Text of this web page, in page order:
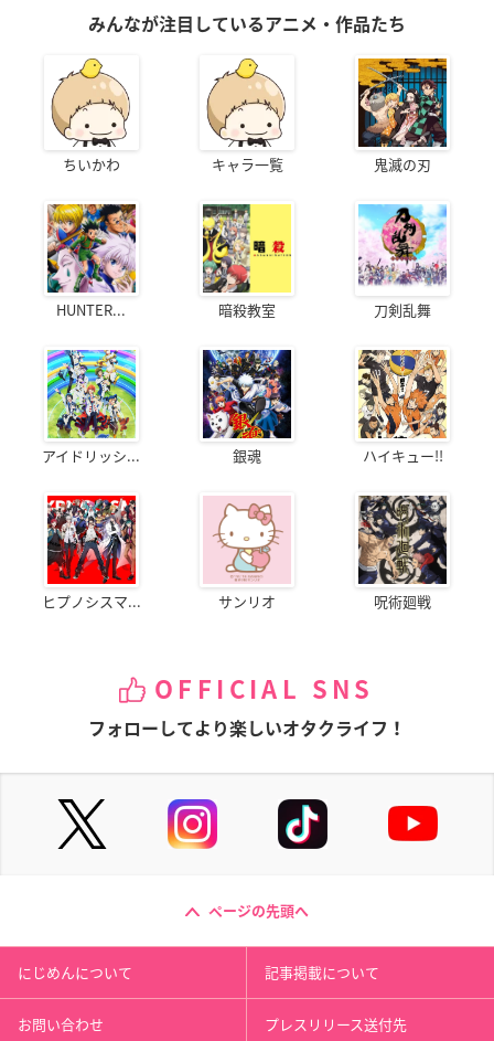
みんなが注目しているアニメ・作品たち
ちいかわ キャラ一覧 鬼滅の刃
HUNTER... 暗殺教室 刀剣乱舞
アイドリッシ... 銀魂 ハイキュー!!
ヒプノシスマ... サンリオ 呪術廻戦
OFFICIAL SNS
フォローしてより楽しいオタクライフ！
ページの先頭へ
にじめんについて 記事掲載について
お問い合わせ プレスリリース送付先